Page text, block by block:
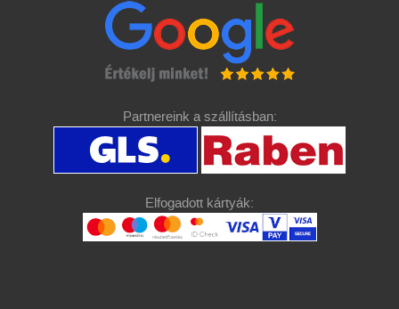
Partnereink a szállításban:
Elfogadott kártyák: